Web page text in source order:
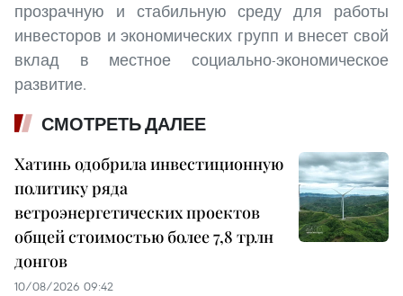
прозрачную и стабильную среду для работы
инвесторов и экономических групп и внесет свой
вклад в местное социально-экономическое
развитие.
СМОТРЕТЬ ДАЛЕЕ
Хатинь одобрила инвестиционную
политику ряда
ветроэнергетических проектов
общей стоимостью более 7,8 трлн
донгов
10/08/2026 09:42